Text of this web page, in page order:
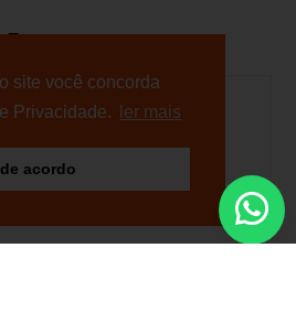
site você concorda
Privacidade.
ler mais
acordo
Enquete